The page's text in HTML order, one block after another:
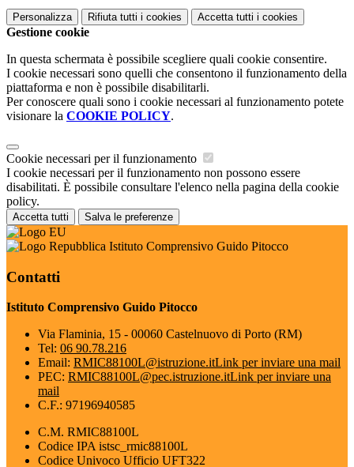
Personalizza Rifiuta tutti i cookies Accetta tutti i cookies
Gestione cookie
In questa schermata è possibile scegliere quali cookie consentire.
I cookie necessari sono quelli che consentono il funzionamento della
piattaforma e non è possibile disabilitarli.
Per conoscere quali sono i cookie necessari al funzionamento potete
visionare la COOKIE POLICY.
Cookie necessari per il funzionamento
I cookie necessari per il funzionamento non possono essere
disabilitati. È possibile consultare l'elenco nella pagina della cookie
policy.
Accetta tutti Salva le preferenze
Istituto Comprensivo Guido Pitocco
Contatti
Istituto Comprensivo Guido Pitocco
Via Flaminia, 15 - 00060 Castelnuovo di Porto (RM)
Tel: 06 90.78.216
Email: RMIC88100L@istruzione.itLink per inviare una mail
PEC: RMIC88100L@pec.istruzione.itLink per inviare una
mail
C.F.: 97196940585
C.M. RMIC88100L
Codice IPA istsc_rmic88100L
Codice Univoco Ufficio UFT322